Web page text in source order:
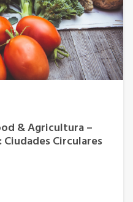
& Agricultura –
Circulares